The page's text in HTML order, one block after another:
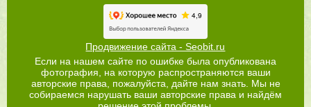
Продвижение сайта - Seobit.ru
Если на нашем сайте по ошибке была опубликована
фотография, на которую распространяются ваши
авторские права, пожалуйста, дайте нам знать. Мы не
собираемся нарушать ваши авторские права и найдём